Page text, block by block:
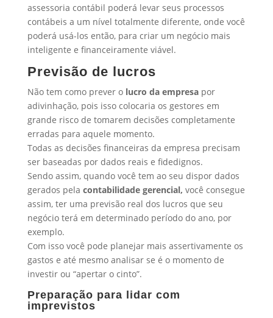
assessoria contábil poderá levar seus processos
contábeis a um nível totalmente diferente, onde você
poderá usá-los então, para criar um negócio mais
inteligente e financeiramente viável.
Previsão de lucros
Não tem como prever o lucro da empresapor
adivinhação, pois isso colocaria os gestores em
grande risco de tomarem decisões completamente
erradas para aquele momento.
Todas as decisões financeiras da empresa precisam
ser baseadas por dados reais e fidedignos.
Sendo assim, quando você tem ao seu dispor dados
gerados pela contabilidade gerencial, você consegue
assim, ter uma previsão real dos lucros que seu
negócio terá em determinado período do ano, por
exemplo.
Com isso você pode planejar mais assertivamente os
gastos e até mesmo analisar se é o momento de
investir ou “apertar o cinto”.
Preparação para lidar com
imprevistos